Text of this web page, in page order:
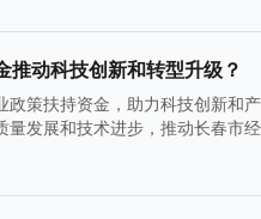
推动科技创新和转型升级？
策扶持资金，助力科技创新和
发展和技术进步，推动长春市